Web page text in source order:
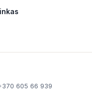
605 66 939